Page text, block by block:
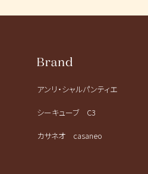
アンリ・シャルパンティエ
シーキューブ C3
カサネオ casaneo